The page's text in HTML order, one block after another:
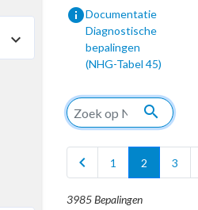
infoDocumentatie
Diagnostische
bepalingen
(NHG-Tabel 45)
search
chevron_left 1 2 3
3985 Bepalingen